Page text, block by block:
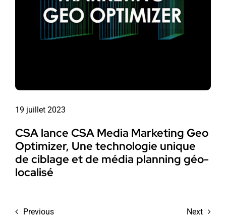
19 juillet 2023
CSA lance CSA Media Marketing Geo
Optimizer, Une technologie unique
de ciblage et de média planning géo-
localisé
Previous Next